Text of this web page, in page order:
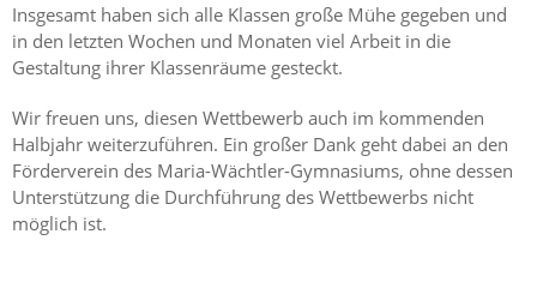
Insgesamt haben sich alle Klassen große Mühe gegeben und
in den letzten Wochen und Monaten viel Arbeit in die
Gestaltung ihrer Klassenräume gesteckt.
Wir freuen uns, diesen Wettbewerb auch im kommenden
Halbjahr weiterzuführen. Ein großer Dank geht dabei an den
Förderverein des Maria-Wächtler-Gymnasiums, ohne dessen
Unterstützung die Durchführung des Wettbewerbs nicht
möglich ist.